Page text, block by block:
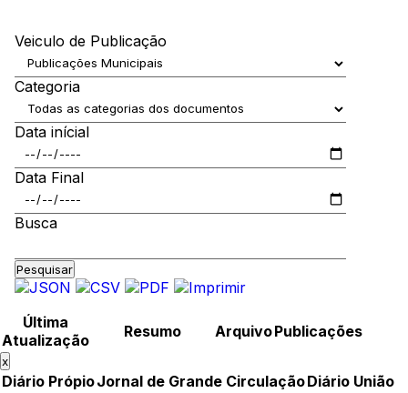
Veiculo de Publicação
Categoria
Data inícial
Data Final
Busca
Pesquisar
Última
Atualização
Resumo ArquivoPublicações
x
Diário PrópioJornal de Grande CirculaçãoDiário União